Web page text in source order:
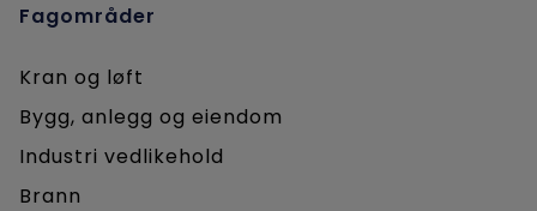
Fagområder
Kran og løft
Bygg, anlegg og eiendom
Industri vedlikehold
Brann